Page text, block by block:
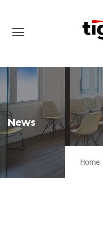
News
Home